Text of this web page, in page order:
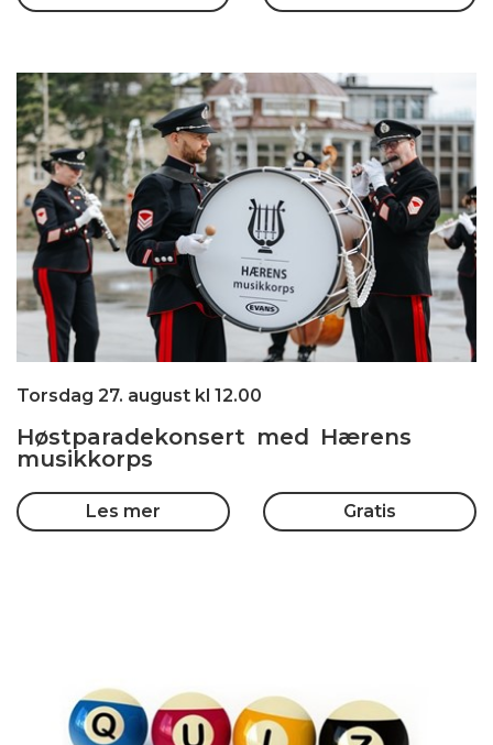
Torsdag 27. august kl 12.00
Høstparadekonsert med Hærens
musikkorps
Les mer Gratis